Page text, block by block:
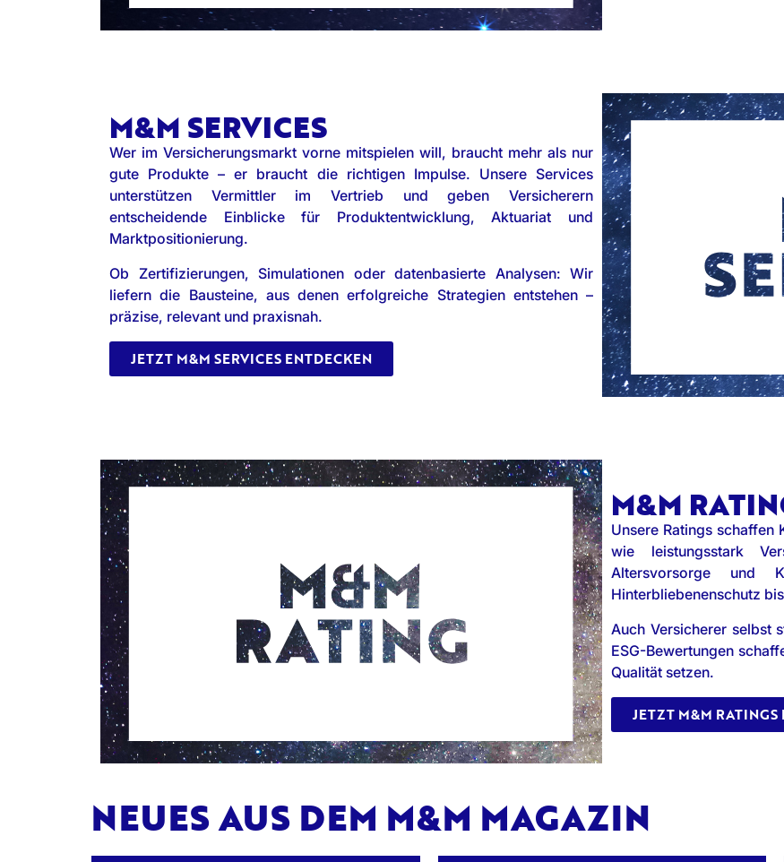
M&M SERVICES
Wer im Versicherungsmarkt vorne mitspielen will, braucht mehr als nur
gute Produkte – er braucht die richtigen Impulse. Unsere Services
unterstützen Vermittler im Vertrieb und geben Versicherern
entscheidende Einblicke für Produktentwicklung, Aktuariat und
Marktpositionierung.
Ob Zertifizierungen, Simulationen oder datenbasierte Analysen: Wir
liefern die Bausteine, aus denen erfolgreiche Strategien entstehen –
präzise, relevant und praxisnah.
JETZT M&M SERVICES ENTDECKEN
M&M
Unsere Ratings schaffen
wie leistungsstark
Altersvorsorge und
Hinterbliebenenschutz
Auch Versicherer selbst
ESG-Bewertungen
Qualität setzen.
JETZT M&M RATINGS
NEUES AUS DEM M&M MAGAZIN